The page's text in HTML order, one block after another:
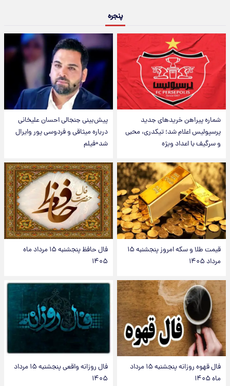
پنجره
شماره پیراهن خریدهای جدید
پرسپولیس اعلام شد؛ تیکدری، محبی
و سرگیف با اعداد ویژه
پیش‌بینی جنجالی احسان علیخانی
درباره میثاقی و فردوسی پور وایرال
شد+فیلم
قیمت طلا و سکه امروز پنجشنبه ۱۵
مرداد ۱۴۰۵
فال حافظ پنجشنبه ۱۵ مرداد ماه
۱۴۰۵
فال قهوه روزانه پنجشنبه ۱۵ مرداد
ماه ۱۴۰۵
فال روزانه واقعی پنجشنبه ۱۵ مرداد
۱۴۰۵